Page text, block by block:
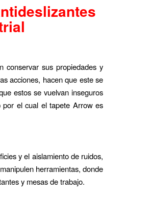
conservar sus propiedades y
acciones, hacen que este se
estos se vuelvan inseguros
por el cual el tapete Arrow es
y el aislamiento de ruidos,
herramientas, donde
y mesas de trabajo.